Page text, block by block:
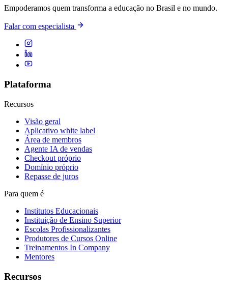
Empoderamos quem transforma a educação no Brasil e no mundo.
Falar com especialista
Plataforma
Recursos
Visão geral
Aplicativo white label
Área de membros
Agente IA de vendas
Checkout próprio
Domínio próprio
Repasse de juros
Para quem é
Institutos Educacionais
Instituição de Ensino Superior
Escolas Profissionalizantes
Produtores de Cursos Online
Treinamentos In Company
Mentores
Recursos